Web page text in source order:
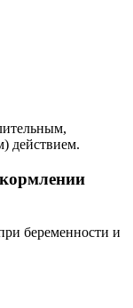
действием.
беременности и